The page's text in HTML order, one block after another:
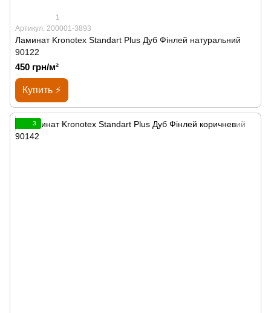
1
Артикул: 200001-3893
Ламинат Kronotex Standart Plus Дуб Фінлей натуральний
90122
450 грн/м²
Купить ⚡
3